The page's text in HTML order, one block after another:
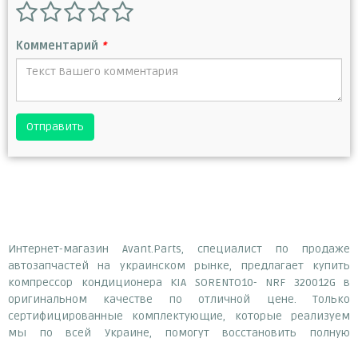
Комментарий *
Отправить
Интернет-магазин Avant.Parts, специалист по продаже
автозапчастей на украинском рынке, предлагает купить
компрессор кондиционера KIA SORENTO10- NRF 320012G в
оригинальном качестве по отличной цене. Только
сертифицированные комплектующие, которые реализуем
мы по всей Украине, помогут восстановить полную